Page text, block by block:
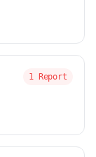
1 Report